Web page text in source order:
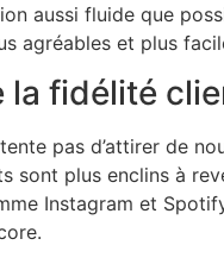
aussi fluide que
agréables et plus
la fidélité
pas d’attirer de
sont plus enclins à
Instagram et